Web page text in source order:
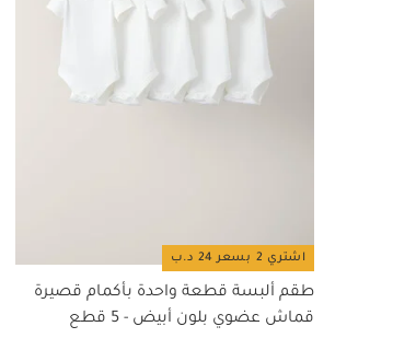
اشتري 2 بسعر 24 د.ب
طقم ألبسة قطعة واحدة بأكمام قصيرة
قماش عضوي بلون أبيض - 5 قطع